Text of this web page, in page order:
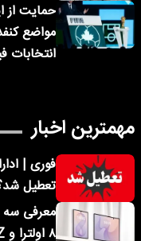
حمایت از
مواضع
انتخابات
مهمترین اخبار
تعطیل